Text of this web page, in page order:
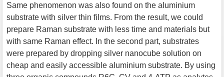
Same phenomenon was also found on the aluminium
substrate with silver thin films. From the result, we could
prepare Raman substrate with less time and materials but
with same Raman effect. In the second part, substrates
were prepared by dropping silver nanocube solution on
cheap and easily accessible aluminium substrate. By using